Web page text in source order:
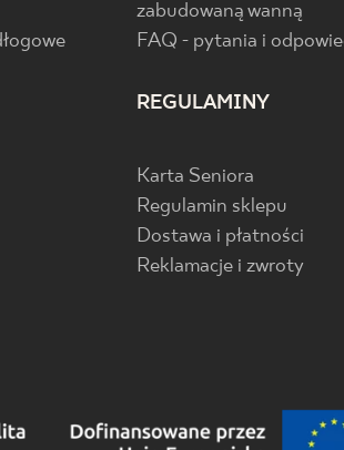
zabudowaną wanną
FAQ - pytania i
REGULAMINY
Karta Seniora
Regulamin sklepu
Dostawa i płatności
Reklamacje i zwroty